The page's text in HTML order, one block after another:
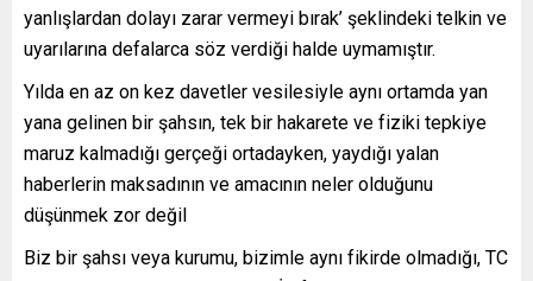
yanlışlardan dolayı zarar vermeyi bırak’ şeklindeki telkin ve
uyarılarına defalarca söz verdiği halde uymamıştır.
Yılda en az on kez davetler vesilesiyle aynı ortamda yan
yana gelinen bir şahsın, tek bir hakarete ve fiziki tepkiye
maruz kalmadığı gerçeği ortadayken, yaydığı yalan
haberlerin maksadının ve amacının neler olduğunu
düşünmek zor değil
Biz bir şahsı veya kurumu, bizimle aynı fikirde olmadığı, TC